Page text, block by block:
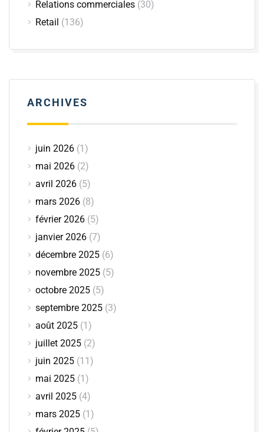
Relations commerciales (30)
Retail (136)
ARCHIVES
juin 2026 (1)
mai 2026 (2)
avril 2026 (5)
mars 2026 (8)
février 2026 (5)
janvier 2026 (7)
décembre 2025 (6)
novembre 2025 (5)
octobre 2025 (5)
septembre 2025 (3)
août 2025 (1)
juillet 2025 (2)
juin 2025 (11)
mai 2025 (1)
avril 2025 (4)
mars 2025 (1)